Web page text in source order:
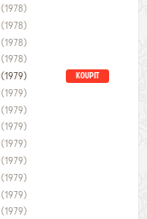
(1978)
(1978)
(1978)
(1978)
(1979) KOUPIT
(1979)
(1979)
(1979)
(1979)
(1979)
(1979)
(1979)
(1979)